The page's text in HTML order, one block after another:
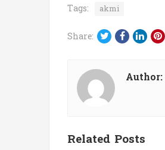
Tags: akmi
Share: Twitter
Facebook
Author:
Related Posts